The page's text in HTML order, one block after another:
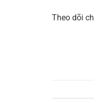
Theo dõi